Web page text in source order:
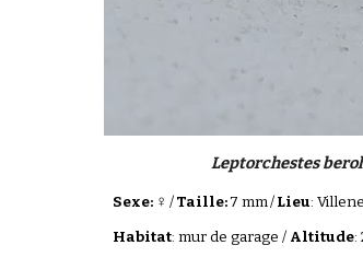
Leptorchestes
Sexe: ♀ /Taille:7 mm/Lieu:
Habitat: mur de garage / Altitude: